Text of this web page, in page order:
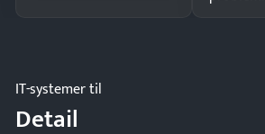
IT-systemer til
Detail